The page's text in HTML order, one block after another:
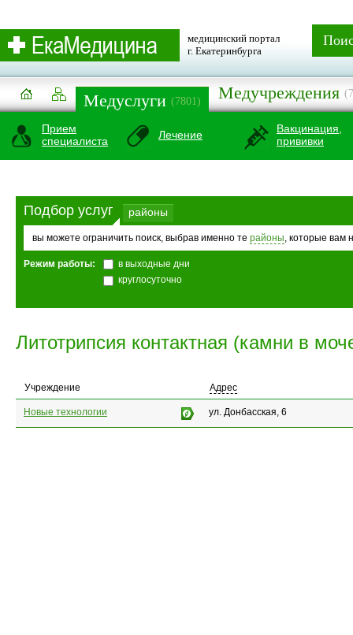
медицинский портал
г. Екатеринбурга
Медуслуги (7801) Медучреждения
Прием
специалиста
Лечение
Вакцинация,
прививки
Подбор услуг районы
вы можете ограничить поиск, выбрав именно те районы, которые вам
Режим работы:
в выходные дни
круглосуточно
Литотрипсия контактная (камни в
Учреждение Адрес
Новые технологии ул. Донбасская, 6